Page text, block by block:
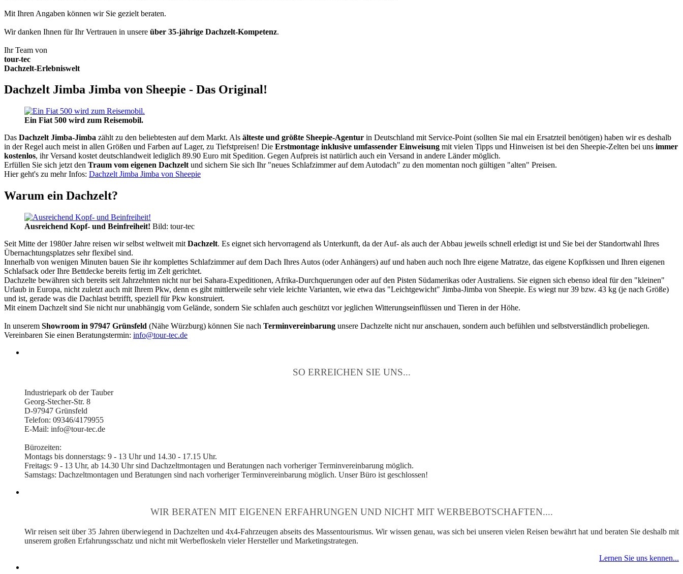
Mit Ihren Angaben können wir Sie gezielt beraten.
Wir danken Ihnen für Ihr Vertrauen in unsere über 35-jährige Dachzelt-Kompetenz.
Ihr Team von
tour-tec
Dachzelt-Erlebniswelt
Dachzelt Jimba Jimba von Sheepie - Das Original!
Ein Fiat 500 wird zum Reisemobil.
Das Dachzelt Jimba-Jimba zählt zu den beliebtesten auf dem Markt. Als älteste und größte Sheepie-Agentur in Deutschland mit Service-Point (sollten Sie mal ein Ersatzteil benötigen) haben wir es deshalb
in der Regel auch meist in allen Größen und Farben auf Lager, zu Tiefstpreisen! Die Erstmontage inklusive umfassender Einweisung mit vielen Tipps und Hinweisen ist bei den Sheepie-Zelten bei uns immer
kostenlos, ihr Versand kostet deutschlandweit lediglich 89.90 Euro mit Spedition. Gegen Aufpreis ist natürlich auch ein Versand in andere Länder möglich.
Erfüllen Sie sich jetzt den Traum vom eigenen Dachzelt und sichern Sie sich Ihr "neues Schlafzimmer auf dem Autodach" zu den momentan noch gültigen "alten" Preisen.
Hier geht's zu mehr Infos: Dachzelt Jimba Jimba von Sheepie
Warum ein Dachzelt?
Ausreichend Kopf- und Beinfreiheit! Bild: tour-tec
Seit Mitte der 1980er Jahre reisen wir selbst weltweit mit Dachzelt. Es eignet sich hervorragend als Unterkunft, da der Auf- als auch der Abbau jeweils schnell erledigt ist und Sie bei der Standortwahl Ihres
Übernachtungsplatzes sehr flexibel sind.
Innerhalb von wenigen Minuten bauen Sie ihr komplettes Schlafzimmer auf dem Dach Ihres Autos (oder Anhängers) auf und haben auch noch Ihre eigene Matratze, das eigene Kopfkissen und Ihren eigenen
Schlafsack oder Ihre Bettdecke bereits fertig im Zelt gerichtet.
Dachzelte bewähren sich bereits seit Jahrzehnten nicht nur bei Sahara-Expeditionen, Afrika-Durchquerungen oder auf den Pisten Südamerikas oder Australiens. Sie eignen sich ebenso ideal für den "kleinen"
Urlaub in Europa, nicht zuletzt auch mit Ihrem Pkw, denn es gibt mittlerweile sehr viele leichte Varianten, wie etwa das "Leichtgewicht" Jimba-Jimba von Sheepie. Es wiegt nur 39 bzw. 43 kg (je nach Größe)
und ist, gerade was die Dachlast betrifft, speziell für Pkw konstruiert.
Mit einem Dachzelt sind Sie nicht nur unabhängig vom Gelände, sondern Sie schlafen auch geschützt vor jeglichen Witterungseinflüssen und Tieren in der Höhe.
In unserem Showroom in 97947 Grünsfeld (Nähe Würzburg) können Sie nach Terminvereinbarung unsere Dachzelte nicht nur anschauen, sondern auch befühlen und selbstverständlich probeliegen.
Vereinbaren Sie einen Beratungstermin: info@tour-tec.de
SO ERREICHEN SIE UNS...
Industriepark ob der Tauber
Georg-Stecher-Str. 8
D-97947 Grünsfeld
Telefon: 09346/4179955
E-Mail: info@tour-tec.de
Bürozeiten:
Montags bis donnerstags: 9 - 13 Uhr und 14.30 - 17.15 Uhr.
Freitags: 9 - 13 Uhr, ab 14.30 Uhr sind Dachzeltmontagen und Beratungen nach vorheriger Terminvereinbarung möglich.
Samstags: Dachzeltmontagen und Beratungen sind nach vorheriger Terminvereinbarung möglich. Unser Büro ist geschlossen!
WIR BERATEN MIT EIGENEN ERFAHRUNGEN UND NICHT MIT WERBEBOTSCHAFTEN....
Wir reisen seit über 35 Jahren überwiegend in Dachzelten und 4x4-Fahrzeugen abseits des Massentourismus. Wir wissen genau, was sich bei unseren vielen Reisen bewährt hat und beraten Sie deshalb mit
unserem großen Erfahrungsschatz und nicht mit Werbefloskeln vieler Hersteller und Marketingstrategen.
Lernen Sie uns kennen...